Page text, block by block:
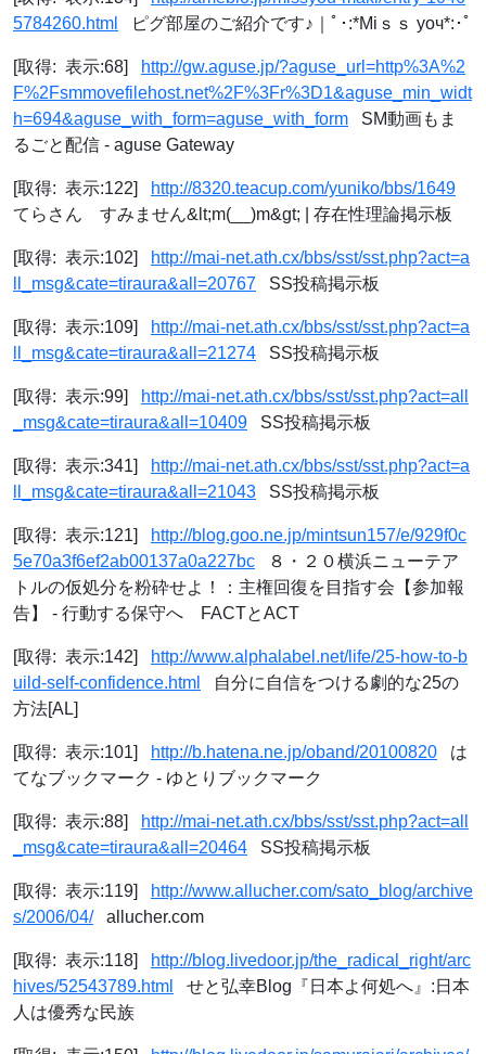
5784260.html
ピグ部屋のご紹介です♪｜ﾟ･:*Мiｓｓ уоч*:･ﾟ
[取得: 表示:68]
http://gw.aguse.jp/?aguse_url=http%3A%2
F%2Fsmmovefilehost.net%2F%3Fr%3D1&aguse_min_widt
h=694&aguse_with_form=aguse_with_form SM動画もま
るごと配信 - aguse Gateway
[取得: 表示:122]
http://8320.teacup.com/yuniko/bbs/1649
てらさん すみません&lt;m(__)m&gt; | 存在性理論掲示板
[取得: 表示:102]
http://mai-net.ath.cx/bbs/sst/sst.php?act=a
ll_msg&cate=tiraura&all=20767 SS投稿掲示板
[取得: 表示:109]
http://mai-net.ath.cx/bbs/sst/sst.php?act=a
ll_msg&cate=tiraura&all=21274 SS投稿掲示板
[取得: 表示:99]
http://mai-net.ath.cx/bbs/sst/sst.php?act=all
_msg&cate=tiraura&all=10409 SS投稿掲示板
[取得: 表示:341]
http://mai-net.ath.cx/bbs/sst/sst.php?act=a
ll_msg&cate=tiraura&all=21043 SS投稿掲示板
[取得: 表示:121]
http://blog.goo.ne.jp/mintsun157/e/929f0c
5e70a3f6ef2ab00137a0a227bc ８・２０横浜ニューテア
トルの仮処分を粉砕せよ！：主権回復を目指す会【参加報
告】 - 行動する保守へ FACTとACT
[取得: 表示:142]
http://www.alphalabel.net/life/25-how-to-b
uild-self-confidence.html
自分に自信をつける劇的な25の
方法[AL]
[取得: 表示:101] http://b.hatena.ne.jp/oband/20100820 は
てなブックマーク - ゆとりブックマーク
[取得: 表示:88]
http://mai-net.ath.cx/bbs/sst/sst.php?act=all
_msg&cate=tiraura&all=20464 SS投稿掲示板
[取得: 表示:119]
http://www.allucher.com/sato_blog/archive
s/2006/04/allucher.com
[取得: 表示:118]
http://blog.livedoor.jp/the_radical_right/arc
hives/52543789.html
せと弘幸Blog『日本よ何処へ』:日本
人は優秀な民族